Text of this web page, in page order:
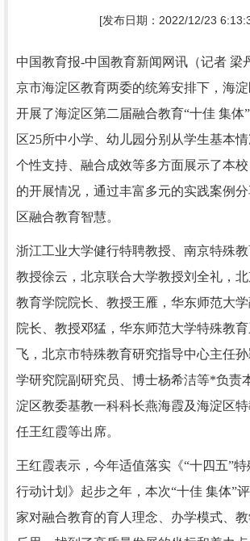
[发布日期：2022/12/23
中国教育报-中国教育新闻网讯（记者 梁
京市海淀区教育两委的统筹安排下，海
开展了海淀区第二届融合教育“十佳 集体
区25所中小学、幼儿园分别从学生基本情
个性支持、融合成效等多方面展示了本
的开展情况，通过丰富多元的实践案例
区融合教育智慧。
浙江工业大学健行特聘教授、南京特殊
教授徐云，北京联合大学教授刘全礼，
教育学院院长、教授王雁，华东师范大
院长、教授邓猛，华东师范大学特殊教
飞，北京市特殊教育研究指导中心主任
学研究院副研究员、博士杨希洁等*负责
淀区教委基教一科科长燕海霞及海淀区
任王红霞等出席。
王红霞表示，今年适值落实《“十四五”
行动计划》起步之年，本次“十佳 集体”
家对融合教育的育人理念、办学模式、